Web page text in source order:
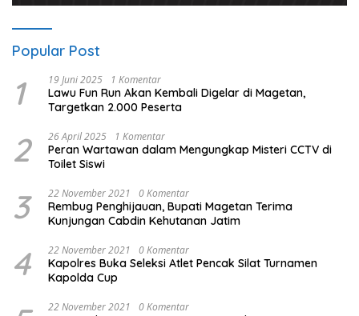
Popular Post
1 19 Juni 2025 1 Komentar
Lawu Fun Run Akan Kembali Digelar di Magetan,
Targetkan 2.000 Peserta
2 26 April 2025 1 Komentar
Peran Wartawan dalam Mengungkap Misteri CCTV di
Toilet Siswi
3 22 November 2021 0 Komentar
Rembug Penghijauan, Bupati Magetan Terima
Kunjungan Cabdin Kehutanan Jatim
4 22 November 2021 0 Komentar
Kapolres Buka Seleksi Atlet Pencak Silat Turnamen
Kapolda Cup
22 November 2021 0 Komentar